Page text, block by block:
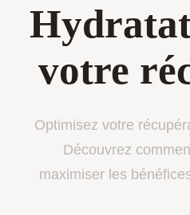
votre
Optimisez votre
Découvrez
maximiser les